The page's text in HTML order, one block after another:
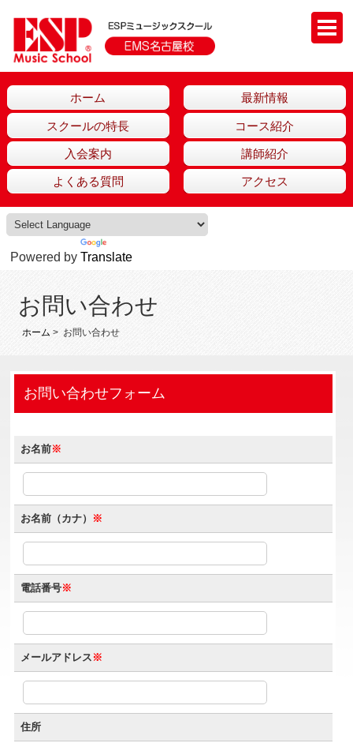
ホーム 最新情報
スクールの特長 コース紹介
入会案内 講師紹介
よくある質問 アクセス
Powered by Translate
お問い合わせ
ホーム > お問い合わせ
お問い合わせフォーム
お名前※
お名前（カナ） ※
電話番号※
メールアドレス ※
住所